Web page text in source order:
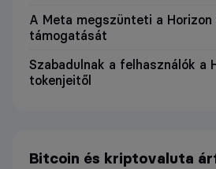
A Meta megszünteti a Horizon
támogatását
Szabadulnak a felhasználók a
tokenjeitől
Bitcoin és kriptovaluta